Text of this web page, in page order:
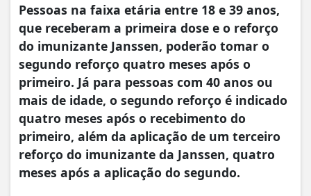
Pessoas na faixa etária entre 18 e 39 anos,
que receberam a primeira dose e o reforço
do imunizante Janssen, poderão tomar o
segundo reforço quatro meses após o
primeiro. Já para pessoas com 40 anos ou
mais de idade, o segundo reforço é indicado
quatro meses após o recebimento do
primeiro, além da aplicação de um terceiro
reforço do imunizante da Janssen, quatro
meses após a aplicação do segundo.